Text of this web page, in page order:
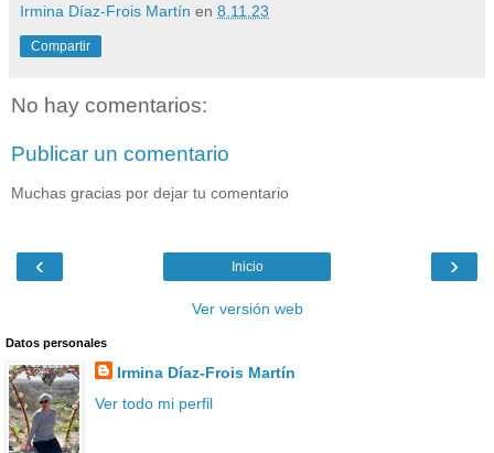
Irmina Díaz-Frois Martín en 8.11.23
Compartir
No hay comentarios:
Publicar un comentario
Muchas gracias por dejar tu comentario
‹ ›
Inicio
Ver versión web
Datos personales
Irmina Díaz-Frois Martín
Ver todo mi perfil